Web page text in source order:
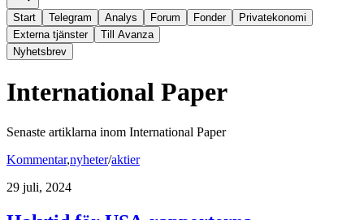
Start Telegram Analys Forum Fonder
Privatekonomi
Externa tjänster
Till Avanza
Nyhetsbrev
International Paper
Senaste artiklarna inom International Paper
Kommentar,nyheter/aktier
29 juli, 2024